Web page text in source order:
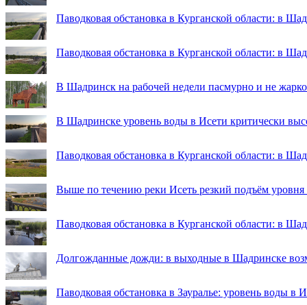
Паводковая обстановка в Курганской области: в
Паводковая обстановка в Курганской области: в
В Шадринск на рабочей недели пасмурно и не жарко
В Шадринске уровень воды в Исети критически
Паводковая обстановка в Курганской области: в
Выше по течению реки Исеть резкий подъём
Паводковая обстановка в Курганской области: в
Долгожданные дожди: в выходные в Шадринске
Паводковая обстановка в Зауралье: уровень воды в